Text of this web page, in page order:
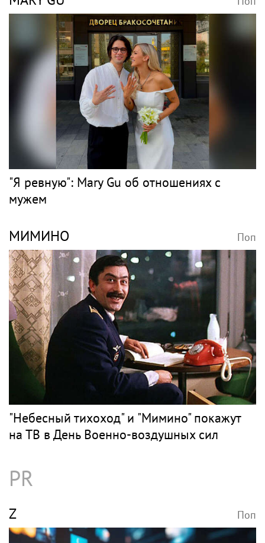
"Я ревную": Mary Gu об отношениях с
мужем
МИМИНО Поп
"Небесный тихоход" и "Мимино" покажут
на ТВ в День Военно-воздушных сил
PR
Z Поп